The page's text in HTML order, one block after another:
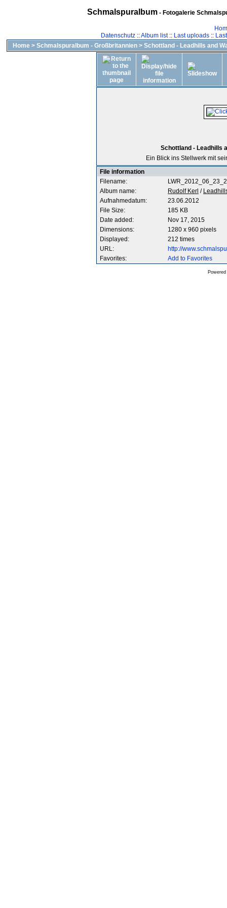
Schmalspuralbum- Fotogalerie
Datenschutz::Album list:: Last uploads::
Home > Schmalspuralbum - Großbritannien > Schottland - Leadhills and
Schottland - Leadhills
Ein Blick ins Stellwerk mit
File information
Filename:
Album name:
Rudolf Kerl /
Aufnahmedatum:
23.06.2012
File Size:
185 KB
Date added:
Nov 17, 2015
Dimensions:
1280 x 960 pixels
Displayed:
212 times
URL:
http://
Favorites:
Add to Favorites